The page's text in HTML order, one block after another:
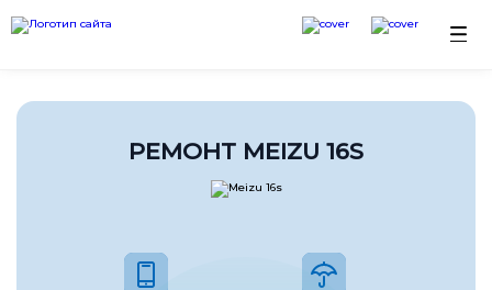
РЕМОНТ MEIZU 16S